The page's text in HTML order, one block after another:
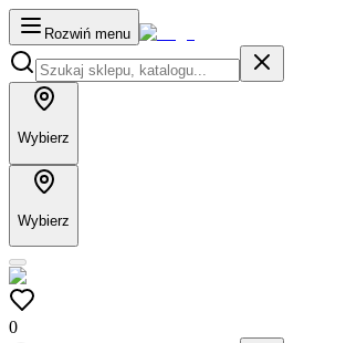
Rozwiń menu
Wybierz
Wybierz
0